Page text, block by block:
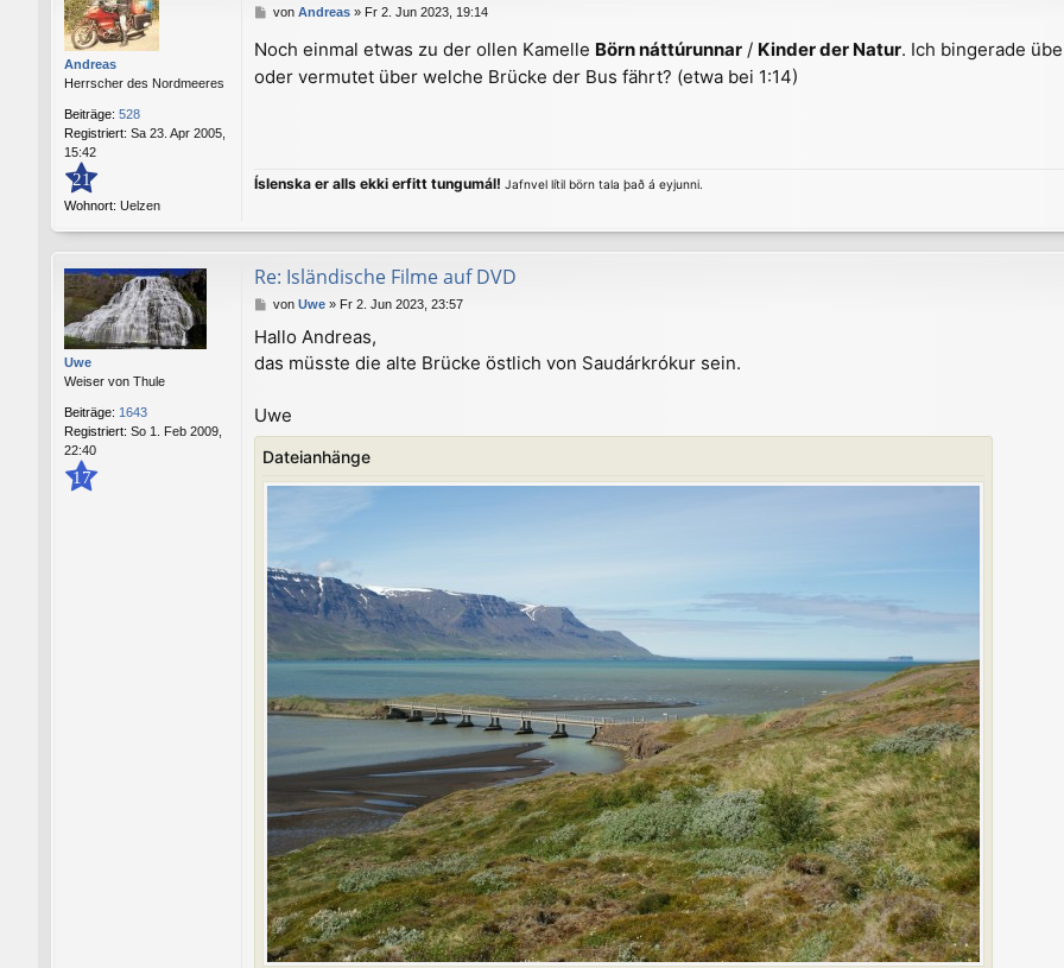
Andreas
Herrscher des Nordmeeres
Beiträge: 528
Registriert: Sa 23. Apr 2005,
15:42
21
Wohnort: Uelzen
B
i
r
von Andreas» Fr 2. Jun 2023, 19:14
Noch einmal etwas zu der ollen Kamelle Börn náttúrunnar / Kinder der Natur. Ich bingerade
oder vermutet über welche Brücke der Bus fährt? (etwa bei 1:14)
Íslenska er alls ekki erfitt tungumál! Jafnvel lítil börn tala það á eyjunni.
Uwe
Weiser von Thule
Beiträge: 1643
Registriert: So 1. Feb 2009,
22:40
17
Re: Isländische Filme auf DVD
B
i
t
g
von Uwe» Fr 2. Jun 2023, 23:57
Hallo Andreas,
das müsste die alte Brücke östlich von Saudárkrókur sein.
Uwe
Dateianhänge